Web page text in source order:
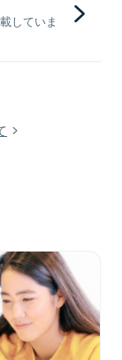
していま